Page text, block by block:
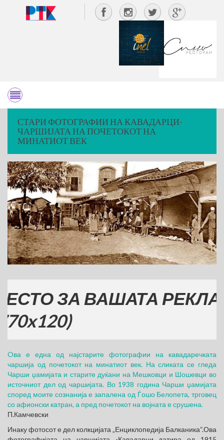
СТАРИ ФОТОГРАФИИ НА КАВАДАРЦИ-
ЧАРШИЈАТА НА ПОЧЕТОКОТ НА
МИНАТИОТ ВЕК
ЗА ВАШАТА РЕКЛАМА
Oва е една од најстарите фотографии на кавадаречката
чаршија од почетокот на минатиот век. На сликата се гледа
Чарши џамијата и старите дуќани на Мешковци и Шошевци во
источниот дел од чаршијата. Во 1938 година Чарши џамијата
според моите сознанија е запалена од Ѓошо Белопета, трговец
со афионски катран, а пред почетокот на војната е срушена.
П.Камчевски
Инаку фотосот е дел колкцијата „Енциклопедија Балканика“.Ова